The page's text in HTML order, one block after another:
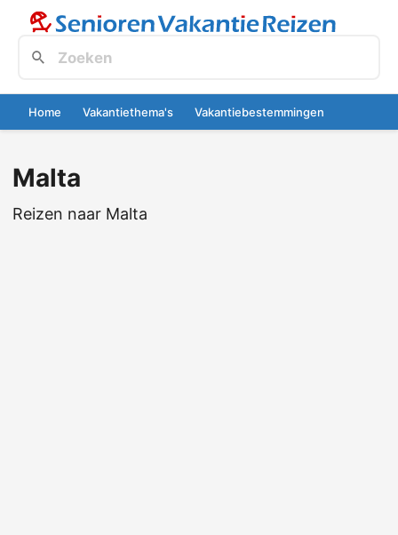
Home Vakantiethema's Vakantiebestemmingen
Malta
Reizen naar Malta